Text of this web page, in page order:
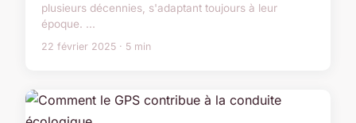
plusieurs décennies, s'adaptant toujours à leur
époque. ...
22 février 2025 · 5 min